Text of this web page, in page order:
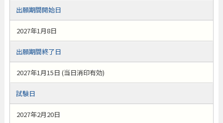
出願期間開始日
2027年1月8日
出願期間終了日
2027年1月15日 (当日消印有効)
試験日
2027年2月20日